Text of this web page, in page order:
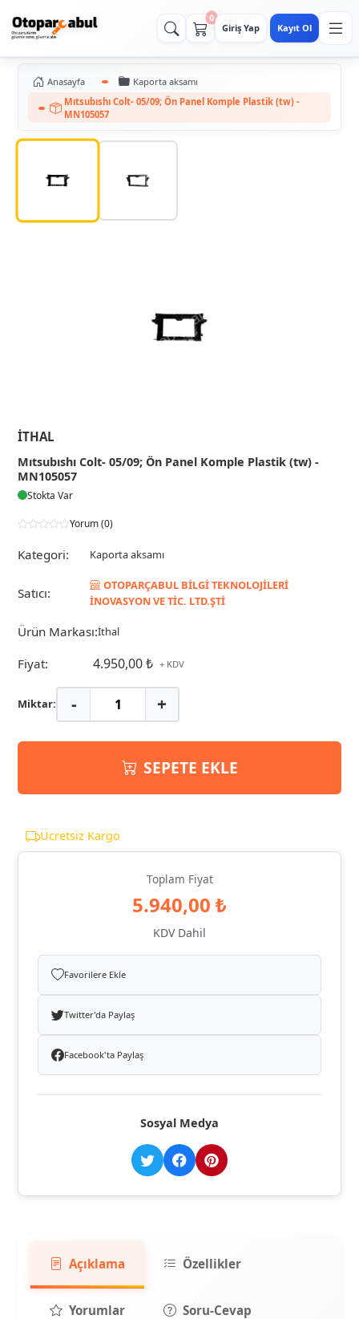
0
Giriş Yap Kayıt Ol
Anasayfa
Kaporta aksamı
Mıtsubıshı Colt- 05/09; Ön Panel Komple Plastik (tw) -
MN105057
İTHAL
Mıtsubıshı Colt- 05/09; Ön Panel Komple Plastik (tw) -
MN105057
Stokta Var
Yorum (0)
Kategori: Kaporta aksamı
Satıcı:
OTOPARÇABUL BİLGİ TEKNOLOJİLERİ
İNOVASYON VE TİC. LTD.ŞTİ
Ürün Markası:İthal
Fiyat: 4.950,00 ₺ + KDV
Miktar: - +
SEPETE EKLE
Ücretsiz Kargo
Toplam Fiyat
5.940,00 ₺
KDV Dahil
Favorilere Ekle
Twitter'da Paylaş
Facebook'ta Paylaş
Sosyal Medya
Açıklama Özellikler
Yorumlar Soru-Cevap